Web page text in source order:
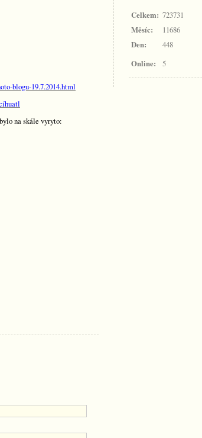
Online: 5
Celkem: 723731
Měsíc:
11686
Den:
448
blogu-19.7.2014.html
na skále vyryto: